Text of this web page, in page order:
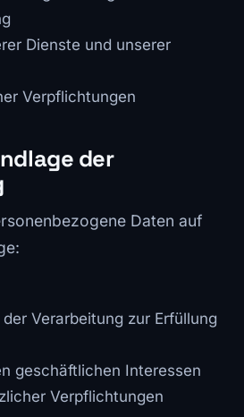
Dienste und unserer
Verpflichtungen
der
Daten auf
Verarbeitung zur Erfüllung
geschäftlichen Interessen
Verpflichtungen